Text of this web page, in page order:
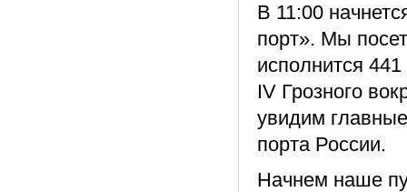
В 11:00
порт». Мы
исполнится
IV Грозного
увидим
порта России.
Начнем наше